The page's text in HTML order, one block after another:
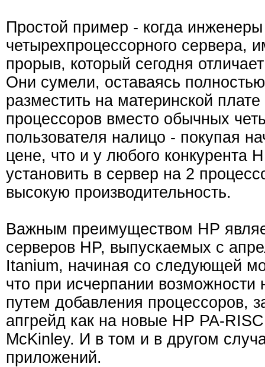
Простой пример - когда
четырехпроцессорного сервера,
прорыв, который сегодня
Они сумели, оставаясь
разместить на материнской
процессоров вместо обычных
пользователя налицо - покупая
цене, что и у любого конкурента
установить в сервер на 2
высокую производительность.
Важным преимуществом HP
серверов HP, выпускаемых с
Itanium, начиная со следующей
что при исчерпании
путем добавления процессоров,
апгрейд как на новые HP PA-
McKinley. И в том и в другом
приложений.